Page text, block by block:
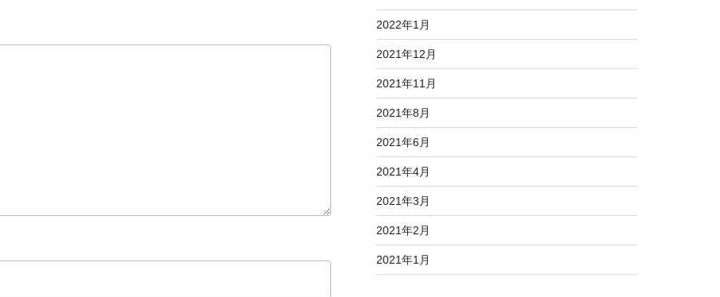
2022年1月
2021年12月
2021年11月
2021年8月
2021年6月
2021年4月
2021年3月
2021年2月
2021年1月